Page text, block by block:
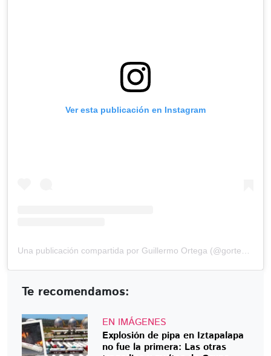
Ver esta publicación en Instagram
Te recomendamos:
EN IMÁGENES
Explosión de pipa en Iztapalapa
no fue la primera: Las otras